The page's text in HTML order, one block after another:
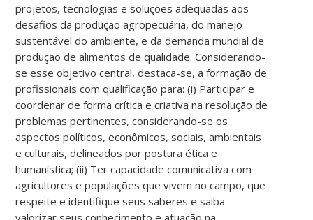
projetos, tecnologias e soluções adequadas aos
desafios da produção agropecuária, do manejo
sustentável do ambiente, e da demanda mundial de
produção de alimentos de qualidade. Considerando-
se esse objetivo central, destaca-se, a formação de
profissionais com qualificação para: (i) Participar e
coordenar de forma crítica e criativa na resolução de
problemas pertinentes, considerando-se os
aspectos políticos, econômicos, sociais, ambientais
e culturais, delineados por postura ética e
humanística; (ii) Ter capacidade comunicativa com
agricultores e populações que vivem no campo, que
respeite e identifique seus saberes e saiba
valorizar seus conhecimento e atuação na